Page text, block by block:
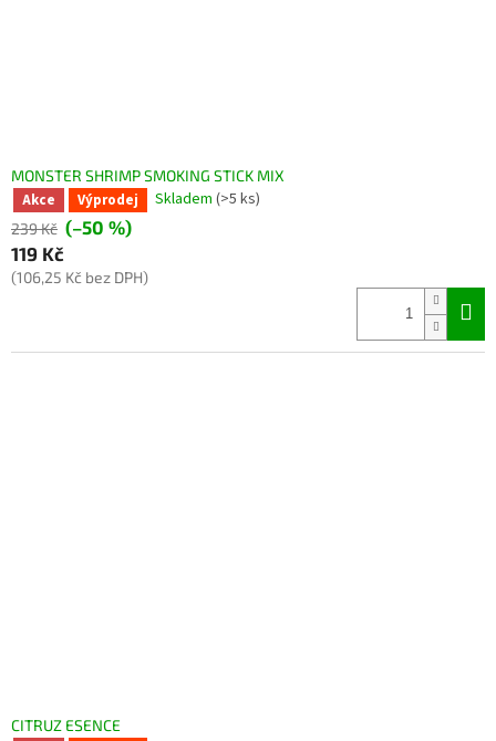
MONSTER SHRIMP SMOKING STICK MIX
Akce Výprodej Skladem (>5 ks)
239 Kč (–50 %)
119 Kč
(106,25 Kč bez DPH)
CITRUZ ESENCE